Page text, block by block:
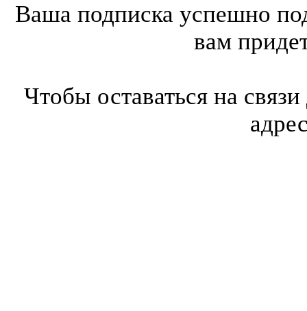
Ваша подписка успешно
вам
Чтобы оставаться на